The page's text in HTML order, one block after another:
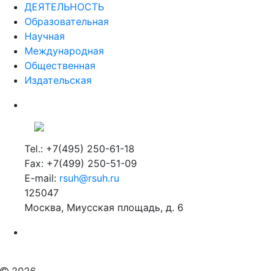
ДЕЯТЕЛЬНОСТЬ
Образовательная
Научная
Международная
Общественная
Издательская
Tel.: +7(495) 250-61-18
Fax: +7(499) 250-51-09
E-mail: rsuh@rsuh.ru
125047
Москва, Миусская площадь, д. 6